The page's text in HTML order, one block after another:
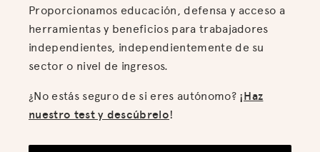
Proporcionamos educación, defensa y acceso a
herramientas y beneficios para trabajadores
independientes, independientemente de su
sector o nivel de ingresos.
¿No estás seguro de si eres autónomo? ¡Haz
nuestro test y descúbrelo!